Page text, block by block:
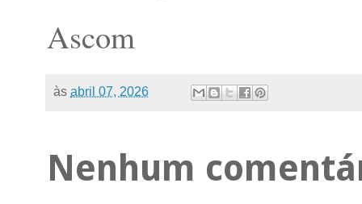
Ascom
às abril 07, 2026
Nenhum